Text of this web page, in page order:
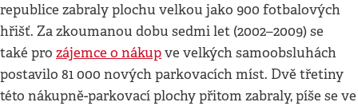
republice zabraly plochu velkou jako 900 fotbalových
hřišť. Za zkoumanou dobu sedmi let (2002–2009) se
také pro zájemce o nákupve velkých samoobsluhách
postavilo 81 000 nových parkovacích míst. Dvě třetiny
této nákupně-parkovací plochy přitom zabraly, píše se ve